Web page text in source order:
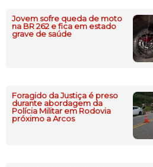
Jovem sofre queda de moto
na BR 262 e fica em estado
grave de saúde
Foragido da Justiça é preso
durante abordagem da
Polícia Militar em Rodovia
próximo a Arcos